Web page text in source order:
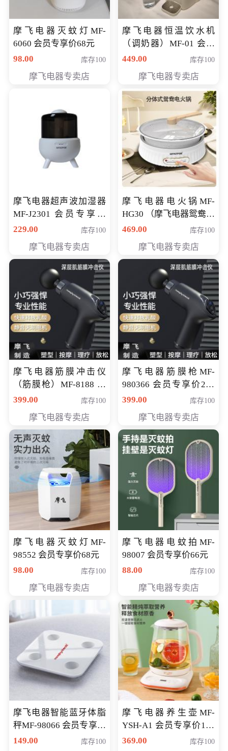
摩飞电器灭蚊灯MF-
6060 会员专享价68元
98.00
库存100
摩飞电器专卖店
摩飞电器恒温饮水机
（调奶器）MF-01 会员
专享价366元
449.00 库存100
摩飞电器专卖店
摩飞电器超声波加湿器
MF-J2301 会员专享价
168元
229.00 库存100
摩飞电器专卖店
摩飞电器电火锅MF-
HG30 （摩飞电器鸳鸯锅
MF-HG30 ） 会员专享价
469.00 库存100
摩飞电器专卖店
摩飞电器筋膜冲击仪
（筋膜枪）MF-8188 会
员专享价268元
399.00 库存100
摩飞电器专卖店
摩飞电器筋膜枪MF-
980366 会员专享价299
元
399.00 库存100
摩飞电器专卖店
摩飞电器灭蚊灯MF-
98552 会员专享价68元
98.00
库存100
摩飞电器专卖店
摩飞电器电蚊拍MF-
98007 会员专享价66元
88.00
库存100
摩飞电器专卖店
摩飞电器智能蓝牙体脂
秤MF-98066 会员专享价
98元
149.00 库存100
摩飞电器养生壶MF-
YSH-A1 会员专享价198
元
369.00 库存100